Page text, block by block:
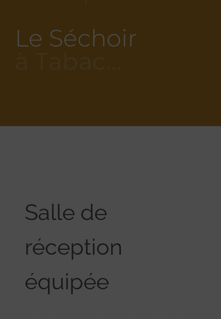
Le Séchoir
Salle de
réception
équipée